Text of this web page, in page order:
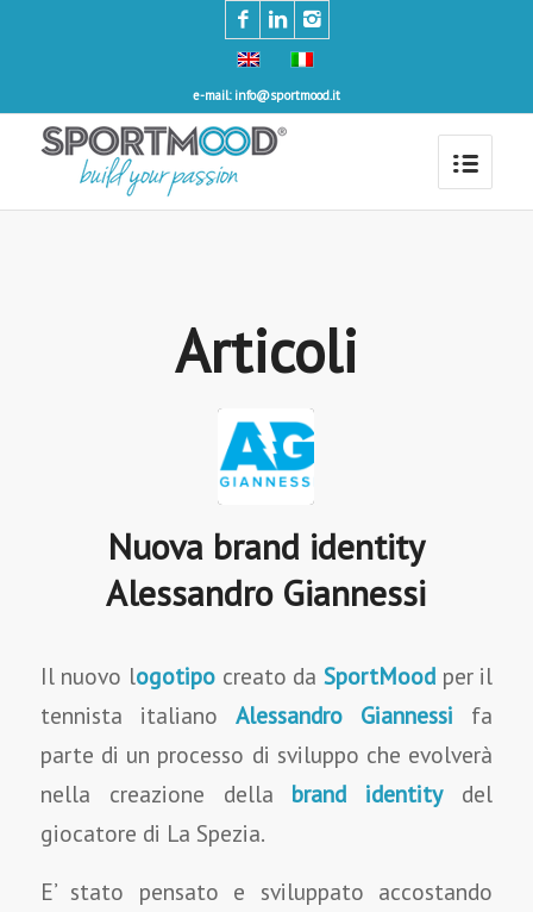
e-mail: info@sportmood.it
Articoli
Nuova brand identity
Alessandro Giannessi
Il nuovo logotipocreato daSportMood per il
tennista italiano Alessandro Giannessi fa
parte di un processo di sviluppo che evolverà
nella creazione della brand identitydel
giocatore di La Spezia.
E’ stato pensato e sviluppato accostando